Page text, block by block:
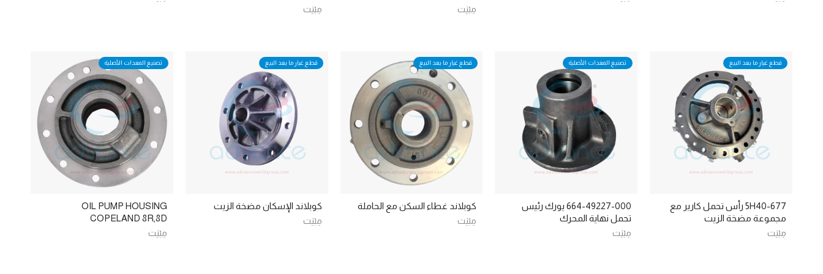
مِبْيَت
مِبْيَت
قطع غيار ما بعد البيع
5H40-677 رأس تحمل كارير مع
مجموعة مضخة الزيت
مِبْيَت
تصنيع المعدات الأصلية
664-49227-000 يورك رئيس
تحمل نهاية المحرك
مِبْيَت
قطع غيار ما بعد البيع
كوبلاند غطاء السكن مع الحاملة
مِبْيَت
قطع غيار ما بعد البيع
كوبلاند الإسكان مضخة الزيت
مِبْيَت
تصنيع المعدات الأصلية
OIL PUMP HOUSING
COPELAND 8R,8D
مِبْيَت